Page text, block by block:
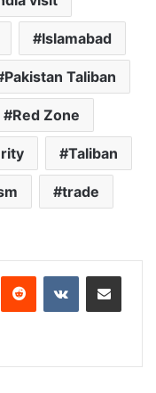
Islamabad
Pakistan Taliban
Red Zone
Taliban
trade
Reddit VKontakteShare via Email